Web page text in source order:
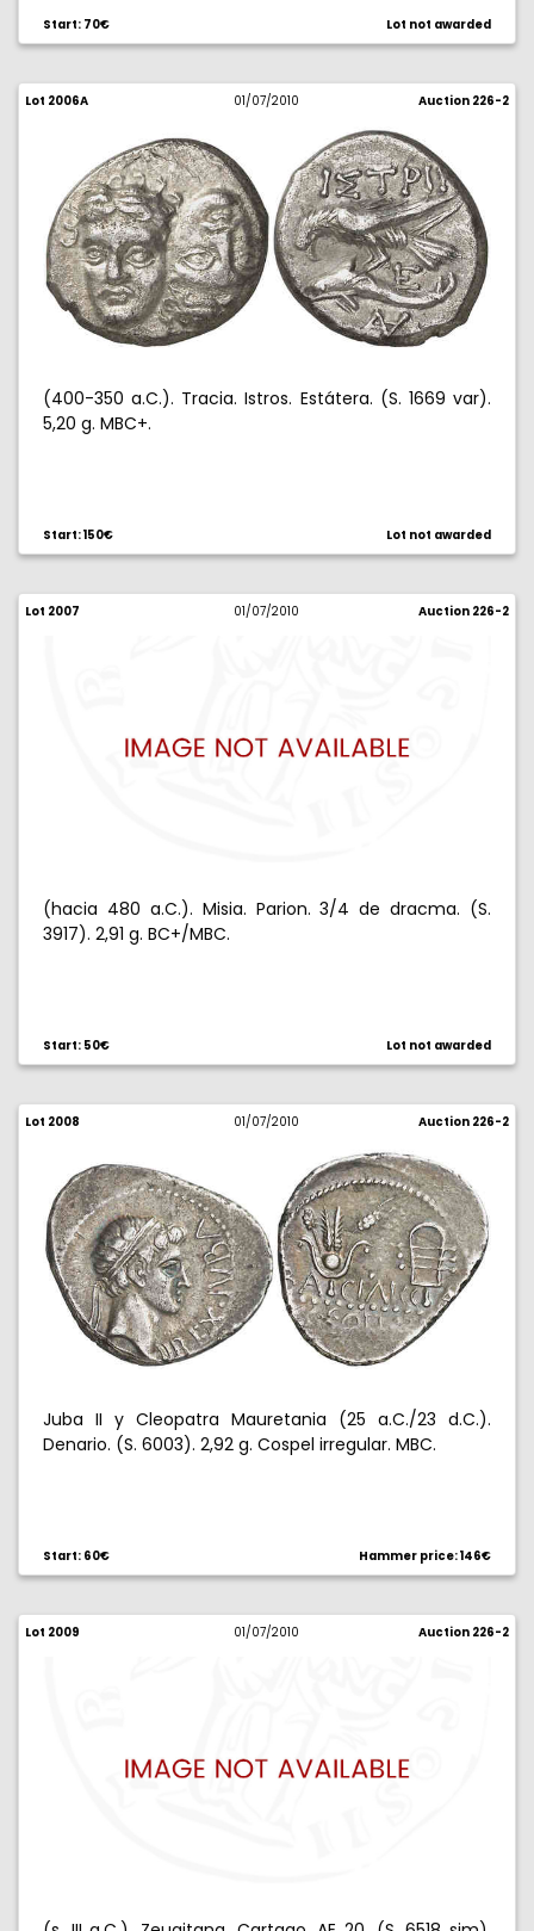
Start: 70€ Lot not awarded
Lot 2006A 01/07/2010 Auction 226-2
(400-350 a.C.). Tracia. Istros. Estátera. (S. 1669 var).
5,20 g. MBC+.
Start: 150€ Lot not awarded
Lot 2007 01/07/2010 Auction 226-2
(hacia 480 a.C.). Misia. Parion. 3/4 de dracma. (S.
3917). 2,91 g. BC+/MBC.
Start: 50€ Lot not awarded
Lot 2008 01/07/2010 Auction 226-2
Juba II y Cleopatra Mauretania (25 a.C./23 d.C.).
Denario. (S. 6003). 2,92 g. Cospel irregular. MBC.
Start: 60€ Hammer price: 146€
Lot 2009 01/07/2010 Auction 226-2